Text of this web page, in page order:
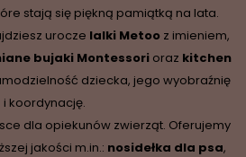
stają się piękną pamiątką na lata.
urocze lalki Metoo z imieniem,
bujaki Montessorioraz kitchen
dziecka, jego wyobraźnię
i koordynację.
dla opiekunów zwierząt. Oferujemy
jakości m.in.: nosidełka dla psa,